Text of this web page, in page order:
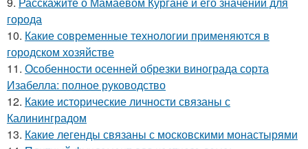
города
10. Какие современные технологии применяются в
городском хозяйстве
11. Особенности осенней обрезки винограда сорта
Изабелла: полное руководство
12. Какие исторические личности связаны с
Калининградом
13. Какие легенды связаны с московскими монастырями